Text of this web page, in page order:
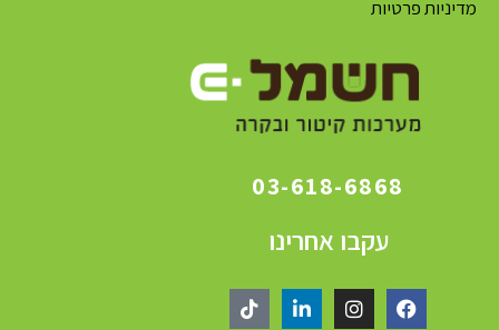
מדיניות פרטיות
03-618-6868
עקבו אחרינו